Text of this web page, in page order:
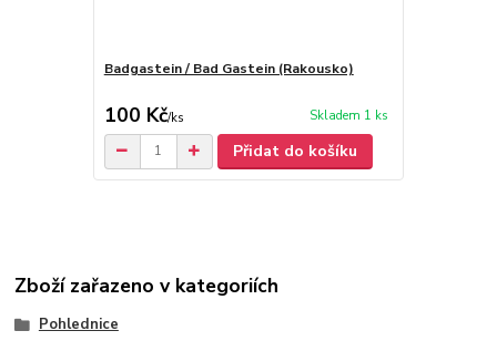
Badgastein / Bad Gastein (Rakousko)
100 Kč/ks Skladem 1 ks
Přidat do košíku
Zboží zařazeno v kategoriích
Pohlednice